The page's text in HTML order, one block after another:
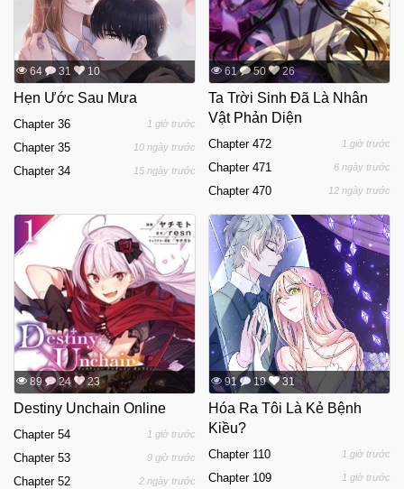
64 31 10
Hẹn Ước Sau Mưa
Chapter 36 1 giờ trước
Chapter 35 10 ngày trước
Chapter 34 15 ngày trước
61 50 26
Ta Trời Sinh Đã Là Nhân
Vật Phản Diện
Chapter 472 1 giờ trước
Chapter 471 6 ngày trước
Chapter 470 12 ngày trước
89 24 23
Destiny Unchain Online
Chapter 54 1 giờ trước
Chapter 53 9 giờ trước
Chapter 52 2 ngày trước
91 19 31
Hóa Ra Tôi Là Kẻ Bệnh
Kiều?
Chapter 110 1 giờ trước
Chapter 109 1 giờ trước